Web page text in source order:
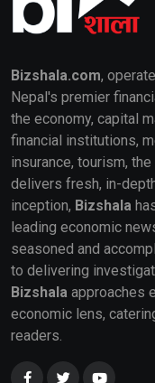
Bizshala.com,
Nepal's premier
the economy, capital
financial institutions,
insurance, tourism,
delivers fresh, in-
inception, Bizshala
leading economic
seasoned and
to delivering
Bizshala approaches
economic lens,
readers.